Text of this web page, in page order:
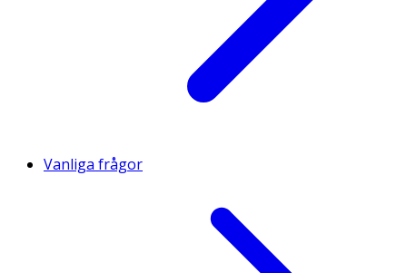
Vanliga frågor